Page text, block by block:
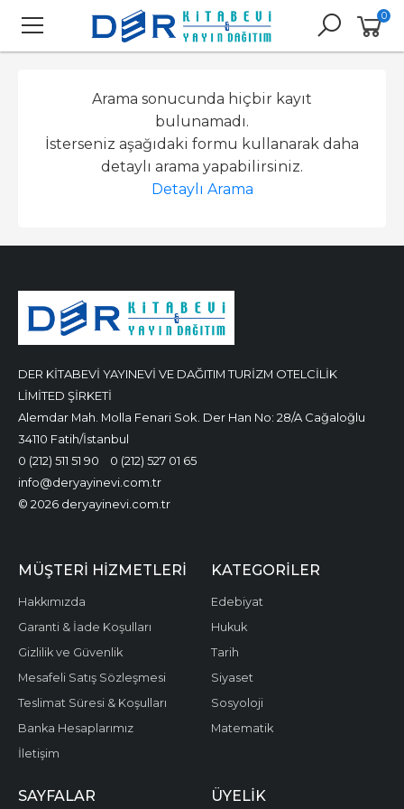
0
Arama sonucunda hiçbir kayıt
bulunamadı.
İsterseniz aşağıdaki formu kullanarak daha
detaylı arama yapabilirsiniz.
Detaylı Arama
DER KİTABEVİ YAYINEVİ VE DAĞITIM TURİZM OTELCİLİK
LİMİTED ŞİRKETİ
Alemdar Mah. Molla Fenari Sok. Der Han No: 28/A Cağaloğlu
34110 Fatih/İstanbul
0 (212) 511 51 90
0 (212) 527 01 65
info@deryayinevi.com.tr
© 2026 deryayinevi.com.tr
MÜŞTERI HIZMETLERI
Hakkımızda
Garanti & İade Koşulları
Gizlilik ve Güvenlik
Mesafeli Satış Sözleşmesi
Teslimat Süresi & Koşulları
Banka Hesaplarımız
İletişim
KATEGORILER
Edebiyat
Hukuk
Tarih
Siyaset
Sosyoloji
Matematik
SAYFALAR ÜYELIK